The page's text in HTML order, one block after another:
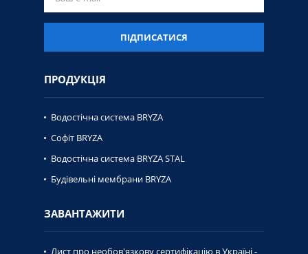
ПІДПИСАТИСЯ
ПРОДУКЦІЯ
Водостічна система BRYZA
Софіт BRYZA
Водостічна система BRYZA STAL
Будівельні мембрани BRYZA
ЗАВАНТАЖИТИ
Лист про необов'язкову сертифікацію в Україні -